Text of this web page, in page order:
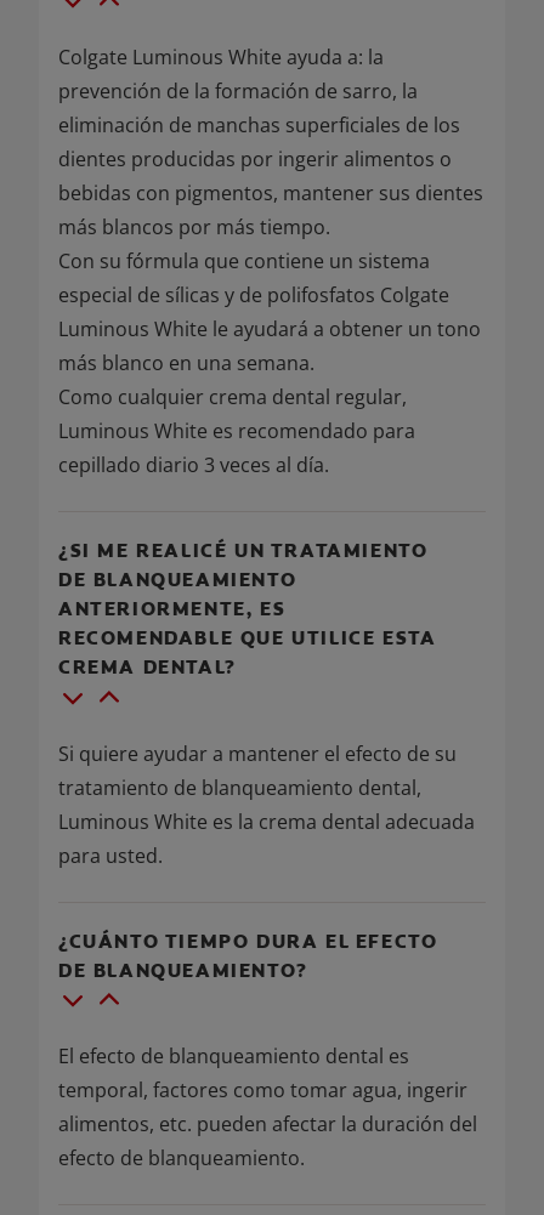
Colgate Luminous White ayuda a: la
prevención de la formación de sarro, la
eliminación de manchas superficiales de los
dientes producidas por ingerir alimentos o
bebidas con pigmentos, mantener sus dientes
más blancos por más tiempo.
Con su fórmula que contiene un sistema
especial de sílicas y de polifosfatos Colgate
Luminous White le ayudará a obtener un tono
más blanco en una semana.
Como cualquier crema dental regular,
Luminous White es recomendado para
cepillado diario 3 veces al día.
¿SI ME REALICÉ UN TRATAMIENTO
DE BLANQUEAMIENTO
ANTERIORMENTE, ES
RECOMENDABLE QUE UTILICE ESTA
CREMA DENTAL?
Si quiere ayudar a mantener el efecto de su
tratamiento de blanqueamiento dental,
Luminous White es la crema dental adecuada
para usted.
¿CUÁNTO TIEMPO DURA EL EFECTO
DE BLANQUEAMIENTO?
El efecto de blanqueamiento dental es
temporal, factores como tomar agua, ingerir
alimentos, etc. pueden afectar la duración del
efecto de blanqueamiento.